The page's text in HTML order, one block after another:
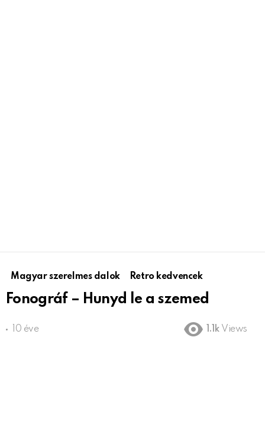
Magyar szerelmes dalok Retro kedvencek
Fonográf – Hunyd le a szemed
10 éve 1.1k Views